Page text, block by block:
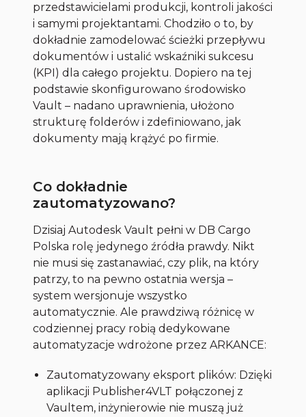
przedstawicielami produkcji, kontroli jakości
i samymi projektantami. Chodziło o to, by
dokładnie zamodelować ścieżki przepływu
dokumentów i ustalić wskaźniki sukcesu
(KPI) dla całego projektu. Dopiero na tej
podstawie skonfigurowano środowisko
Vault – nadano uprawnienia, ułożono
strukturę folderów i zdefiniowano, jak
dokumenty mają krążyć po firmie.
Co dokładnie
zautomatyzowano?
Dzisiaj Autodesk Vault pełni w DB Cargo
Polska rolę jedynego źródła prawdy. Nikt
nie musi się zastanawiać, czy plik, na który
patrzy, to na pewno ostatnia wersja –
system wersjonuje wszystko
automatycznie. Ale prawdziwą różnicę w
codziennej pracy robią dedykowane
automatyzacje wdrożone przez ARKANCE:
Zautomatyzowany eksport plików: Dzięki
aplikacji Publisher4VLT połączonej z
Vaultem, inżynierowie nie muszą już